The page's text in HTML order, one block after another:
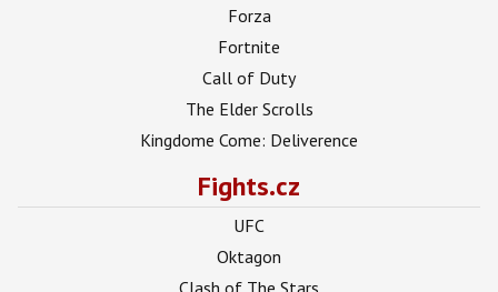
Forza
Fortnite
Call of Duty
The Elder Scrolls
Kingdome Come: Deliverence
Fights.cz
UFC
Oktagon
Clash of The Stars